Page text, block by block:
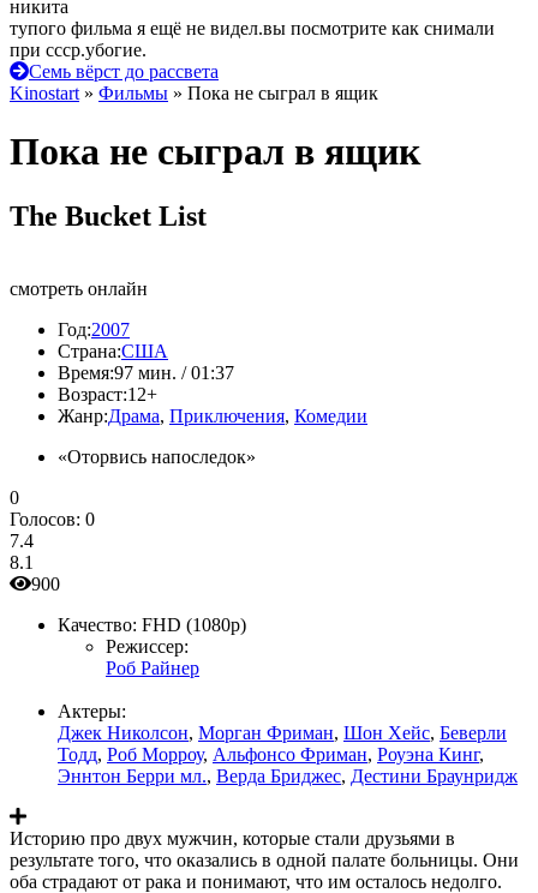
никита
тупого фильма я ещё не видел.вы посмотрите как снимали
при ссср.убогие.
Семь вёрст до рассвета
Kinostart » Фильмы » Пока не сыграл в ящик
Пока не сыграл в ящик
The Bucket List
смотреть онлайн
Год:2007
Страна:США
Время:97 мин. / 01:37
Возраст:12+
Жанр:Драма, Приключения, Комедии
«Оторвись напоследок»
0
Голосов: 0
7.4
8.1
900
Качество: FHD (1080p)
Режиссер:
Роб Райнер
Актеры:
Джек Николсон, Морган Фриман, Шон Хейс, Беверли
Тодд, Роб Морроу, Альфонсо Фриман, Роуэна Кинг,
Эннтон Берри мл., Верда Бриджес, Дестини Браунридж
Историю про двух мужчин, которые стали друзьями в
результате того, что оказались в одной палате больницы. Они
оба страдают от рака и понимают, что им осталось недолго.